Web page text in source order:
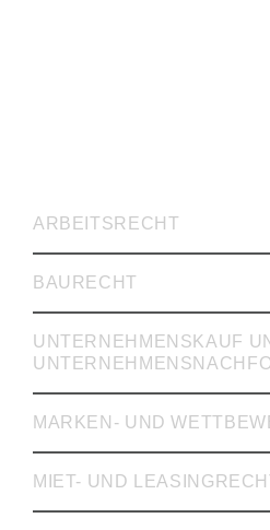
ARBEITSRECHT
BAURECHT
UNTERNEHMENSKAUF
MARKEN- UND
MIET- UND